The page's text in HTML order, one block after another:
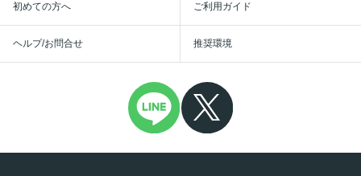
初めての方へ ご利用ガイド
ヘルプ/お問合せ 推奨環境